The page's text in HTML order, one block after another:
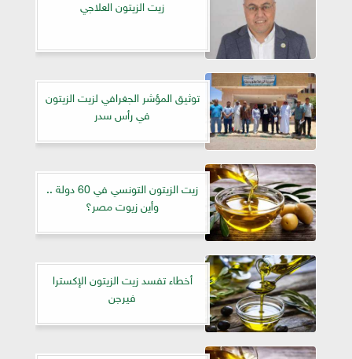
زيت الزيتون العلاجي
توثيق المؤشر الجغرافي لزيت الزيتون
في رأس سدر
زيت الزيتون التونسي في 60 دولة ..
وأين زيوت مصر؟
أخطاء تفسد زيت الزيتون الإكسترا
فيرجن